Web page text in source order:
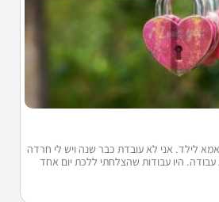
אני אישה נשואה בת 26 ואמא לילד. אני לא עובדת כבר שנה ויש לי חרדה
היו עבודות שהצלחתי ללכת יום אחד